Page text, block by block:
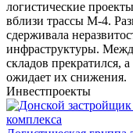
логистические
вблизи трассы М-4.
сдерживала
инфраструктуры.
складов прекратился,
ожидает их снижения.
Инвестпроекты